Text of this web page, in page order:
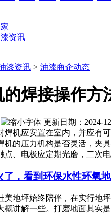
资讯
漆资讯 > 油漆商企动态
的焊接操作
更新日期：2024-
焊机应安置在室内，并应有
机的压力机构是否灵活，夹
点、电极应定期光磨，二次
了，看到环保水性环氧
美地坪始终陪伴，在实行地
概讲解一些。打磨地面其实